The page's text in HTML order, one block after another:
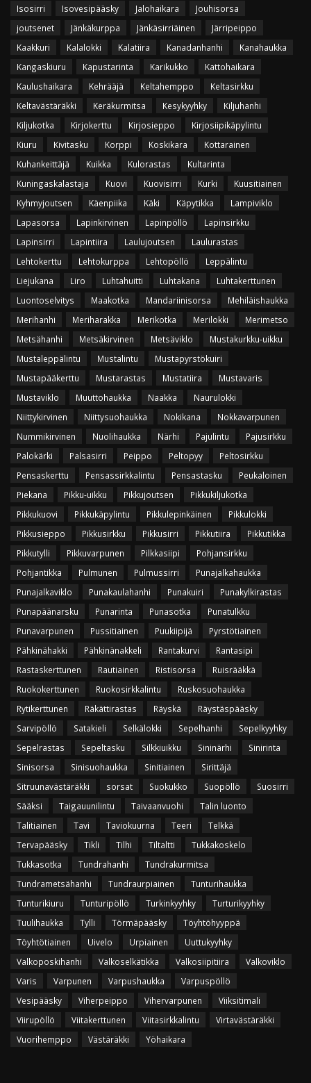
Isosirri
Isovesipääsky Jalohaikara
Jouhisorsa
joutsenet
Jänkäkurppa Jänkäsirriäinen
Järripeippo
Kaakkuri
Kalalokki Kalatiira Kanadanhanhi
Kanahaukka
Kangaskiuru
Kapustarinta Karikukko
Kattohaikara
Kaulushaikara
Kehrääjä Keltahemppo
Keltasirkku
Keltavästäräkki
Keräkurmitsa Kesykyyhky
Kiljuhanhi
Kiljukotka
Kirjokerttu Kirjosieppo
Kirjosiipikäpylintu
Kiuru
Kivitasku Korppi Koskikara
Kottarainen
Kuhankeittäjä
Kuikka Kulorastas
Kultarinta
Kuningaskalastaja
Kuovi Kuovisirri Kurki
Kuusitiainen
Kyhmyjoutsen
Käenpiika Käki Käpytikka
Lampiviklo
Lapasorsa
Lapinkirvinen Lapinpöllö
Lapinsirkku
Lapinsirri
Lapintiira Laulujoutsen
Laulurastas
Lehtokerttu
Lehtokurppa Lehtopöllö
Leppälintu
Liejukana
Liro Luhtahuitti Luhtakana
Luhtakerttunen
Luontoselvitys
Maakotka Mandariinisorsa
Mehiläishaukka
Merihanhi
Meriharakka Merikotka Merilokki
Merimetso
Metsähanhi
Metsäkirvinen Metsäviklo
Mustakurkku-uikku
Mustaleppälintu
Mustalintu
Mustapyrstökuiri
Mustapääkerttu
Mustarastas Mustatiira
Mustavaris
Mustaviklo
Muuttohaukka Naakka
Naurulokki
Niittykirvinen
Niittysuohaukka Nokikana
Nokkavarpunen
Nummikirvinen
Nuolihaukka Närhi Pajulintu
Pajusirkku
Palokärki
Palsasirri Peippo Peltopyy
Peltosirkku
Pensaskerttu
Pensassirkkalintu Pensastasku
Peukaloinen
Piekana
Pikku-uikku Pikkujoutsen
Pikkukiljukotka
Pikkukuovi
Pikkukäpylintu Pikkulepinkäinen
Pikkulokki
Pikkusieppo
Pikkusirkku Pikkusirri Pikkutiira
Pikkutikka
Pikkutylli
Pikkuvarpunen Pilkkasiipi
Pohjansirkku
Pohjantikka
Pulmunen Pulmussirri
Punajalkahaukka
Punajalkaviklo
Punakaulahanhi Punakuiri
Punakylkirastas
Punapäänarsku
Punarinta Punasotka
Punatulkku
Punavarpunen
Pussitiainen Puukiipijä
Pyrstötiainen
Pähkinähakki
Pähkinänakkeli Rantakurvi
Rantasipi
Rastaskerttunen
Rautiainen Ristisorsa
Ruisrääkkä
Ruokokerttunen
Ruokosirkkalintu
Ruskosuohaukka
Rytikerttunen
Räkättirastas Räyskä
Räystäspääsky
Sarvipöllö
Satakieli Selkälokki Sepelhanhi
Sepelkyyhky
Sepelrastas
Sepeltasku Silkkiuikku Sininärhi
Sinirinta
Sinisorsa
Sinisuohaukka Sinitiainen
Sirittäjä
Sitruunavästäräkki
sorsat Suokukko Suopöllö
Suosirri
Sääksi
Taigauunilintu Taivaanvuohi
Talin luonto
Talitiainen
Tavi Taviokuurna Teeri
Telkkä
Tervapääsky
Tikli Tilhi Tiltaltti
Tukkakoskelo
Tukkasotka
Tundrahanhi
Tundrakurmitsa
Tundrametsähanhi
Tundraurpiainen
Tunturihaukka
Tunturikiuru
Tunturipöllö Turkinkyyhky
Turturikyyhky
Tuulihaukka
Tylli Törmäpääsky
Töyhtöhyyppä
Töyhtötiainen
Uivelo Urpiainen
Uuttukyyhky
Valkoposkihanhi
Valkoselkätikka Valkosiipitiira
Valkoviklo
Varis
Varpunen Varpushaukka
Varpuspöllö
Vesipääsky
Viherpeippo Vihervarpunen
Viiksitimali
Viirupöllö
Viitakerttunen Viitasirkkalintu
Virtavästäräkki
Vuorihemppo
Västäräkki Yöhaikara